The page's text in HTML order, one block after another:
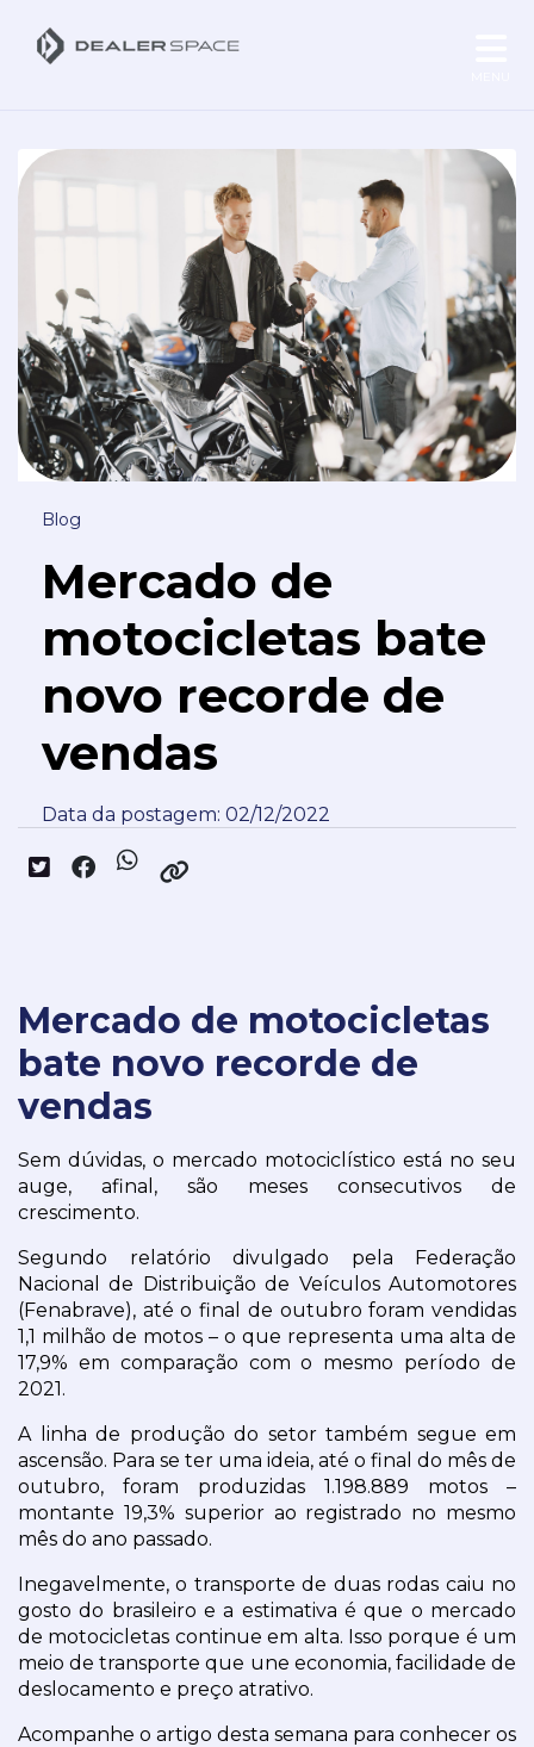
Blog
Mercado de
motocicletas bate
novo recorde de
vendas
Data da postagem: 02/12/2022
Mercado de motocicletas
bate novo recorde de
vendas
Sem dúvidas, o mercado motociclístico está no seu
auge, afinal, são meses consecutivos de
crescimento.
Segundo relatório divulgado pela Federação
Nacional de Distribuição de Veículos Automotores
(Fenabrave), até o final de outubro foram vendidas
1,1 milhão de motos – o que representa uma alta de
17,9% em comparação com o mesmo período de
2021.
A linha de produção do setor também segue em
ascensão. Para se ter uma ideia, até o final do mês de
outubro, foram produzidas 1.198.889 motos –
montante 19,3% superior ao registrado no mesmo
mês do ano passado.
Inegavelmente, o transporte de duas rodas caiu no
gosto do brasileiro e a estimativa é que o mercado
de motocicletas continue em alta. Isso porque é um
meio de transporte que une economia, facilidade de
deslocamento e preço atrativo.
Acompanhe o artigo desta semana para conhecer os